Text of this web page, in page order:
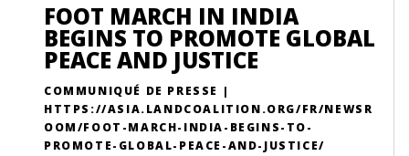
FOOT MARCH IN INDIA
BEGINS TO PROMOTE GLOBAL
PEACE AND JUSTICE
COMMUNIQUÉ DE PRESSE |
HTTPS://ASIA.LANDCOALITION.ORG/FR/NEWSR
OOM/FOOT-MARCH-INDIA-BEGINS-TO-
PROMOTE-GLOBAL-PEACE-AND-JUSTICE/